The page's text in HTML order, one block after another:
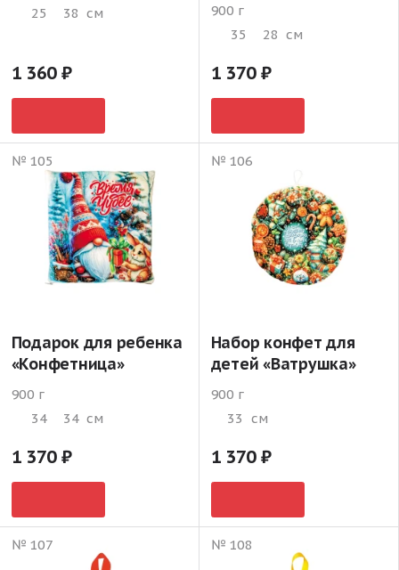
25
38 см
1 360
900 г
35
28 см
1 370
№ 105
Подарок для ребенка
«Конфетница»
900 г
34
34 см
1 370
№ 106
Набор конфет для
детей «Ватрушка»
900 г
33 см
1 370
№ 107 № 108